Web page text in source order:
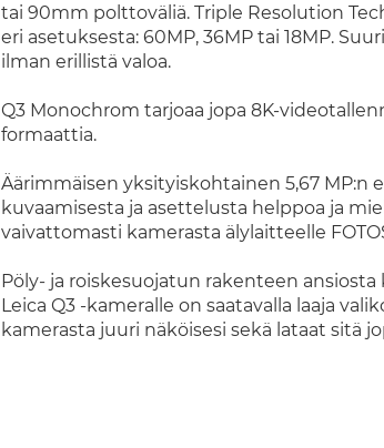
tai 90mm polttoväliä. Triple Resolution
eri asetuksesta: 60MP, 36MP tai 18MP.
ilman erillistä valoa.
Q3 Monochrom tarjoaa jopa 8K-
formaattia.
Äärimmäisen yksityiskohtainen 5,67
kuvaamisesta ja asettelusta helppoa ja
vaivattomasti kamerasta älylaitteelle
Pöly- ja roiskesuojatun rakenteen
Leica Q3 -kameralle on saatavalla laaja
kamerasta juuri näköisesi sekä lataat sitä